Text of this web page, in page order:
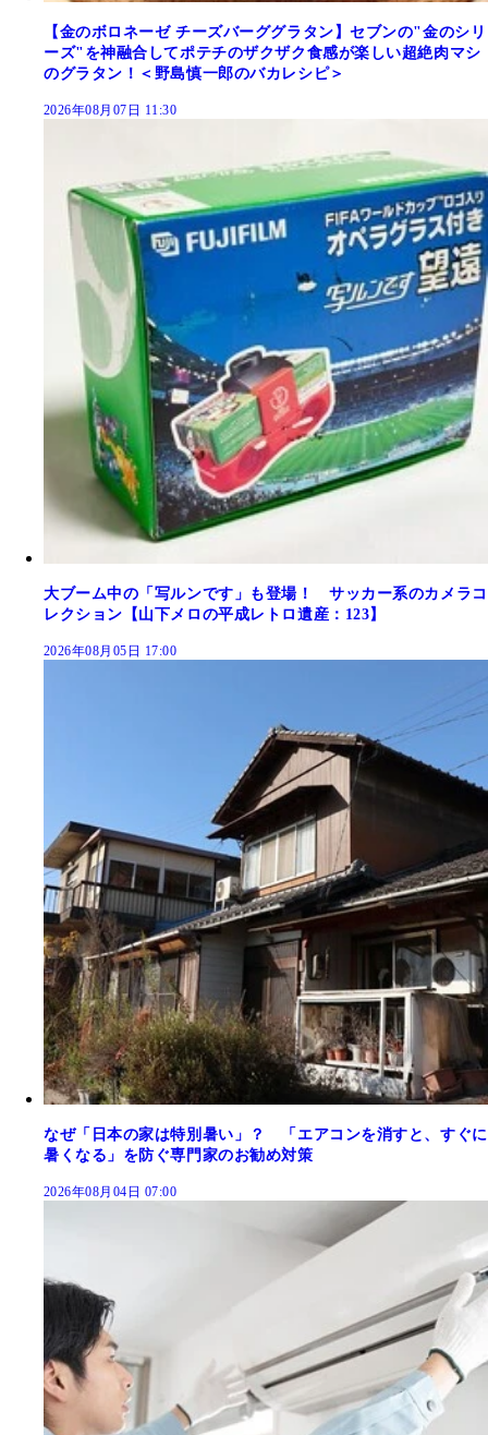
【金のボロネーゼ チーズバーググラタン】セブンの"金のシリ
ーズ"を神融合してポテチのザクザク食感が楽しい超絶肉マシ
のグラタン！＜野島慎一郎のバカレシピ＞
2026年08月07日 11:30
大ブーム中の「写ルンです」も登場！ サッカー系のカメラコ
レクション【山下メロの平成レトロ遺産：123】
2026年08月05日 17:00
なぜ「日本の家は特別暑い」？ 「エアコンを消すと、すぐに
暑くなる」を防ぐ専門家のお勧め対策
2026年08月04日 07:00